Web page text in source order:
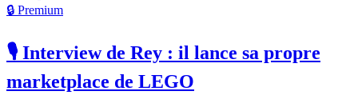
🔒 Premium
🎙️ Interview de Rey : il lance sa propre
marketplace de LEGO